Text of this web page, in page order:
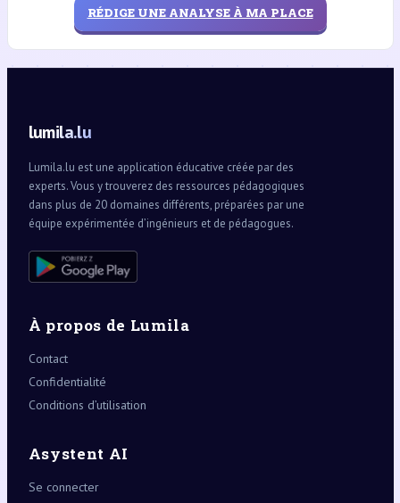
RÉDIGE UNE ANALYSE À MA PLACE
lumila.lu
Lumila.lu est une application éducative créée par des
experts. Vous y trouverez des ressources pédagogiques
dans plus de 20 domaines différents, préparées par une
équipe expérimentée d’ingénieurs et de pédagogues.
À propos de Lumila
Contact
Confidentialité
Conditions d’utilisation
Asystent AI
Se connecter